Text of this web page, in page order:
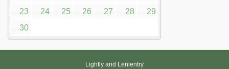
23
24 25 26 27 28
29
30
Lightly and Lenientry